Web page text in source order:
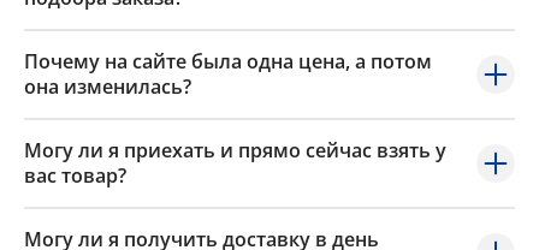
Почему на сайте была одна цена, а потом
она изменилась?
Могу ли я приехать и прямо сейчас взять у
вас товар?
Могу ли я получить доставку в день